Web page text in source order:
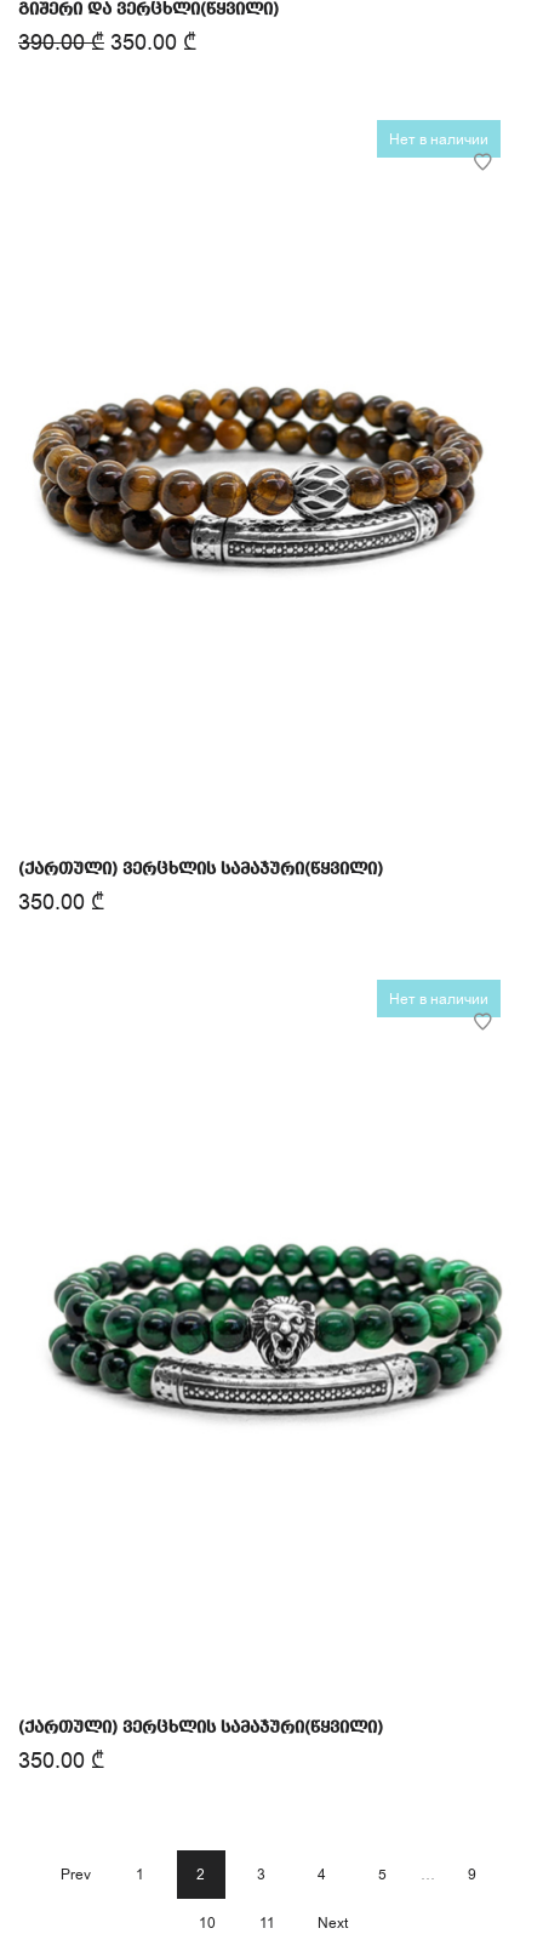
გიშერი და ვერცხლი(წყვილი)
390.00₾ 350.00 ₾
Нет в наличии
(ქართული) ვერცხლის სამაჯური(წყვილი)
350.00 ₾
Нет в наличии
(ქართული) ვერცხლის სამაჯური(წყვილი)
350.00 ₾
Prev 1 2 3 4 5 … 9
10 11 Next